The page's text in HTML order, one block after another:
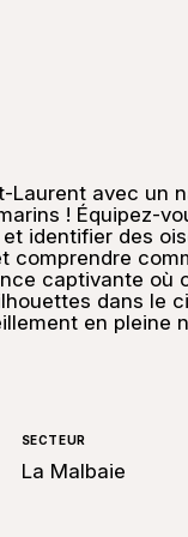
Laurent avec un
! Équipez-
identifier des
comprendre
captivante où
dans le
en pleine
SECTEUR
La Malbaie